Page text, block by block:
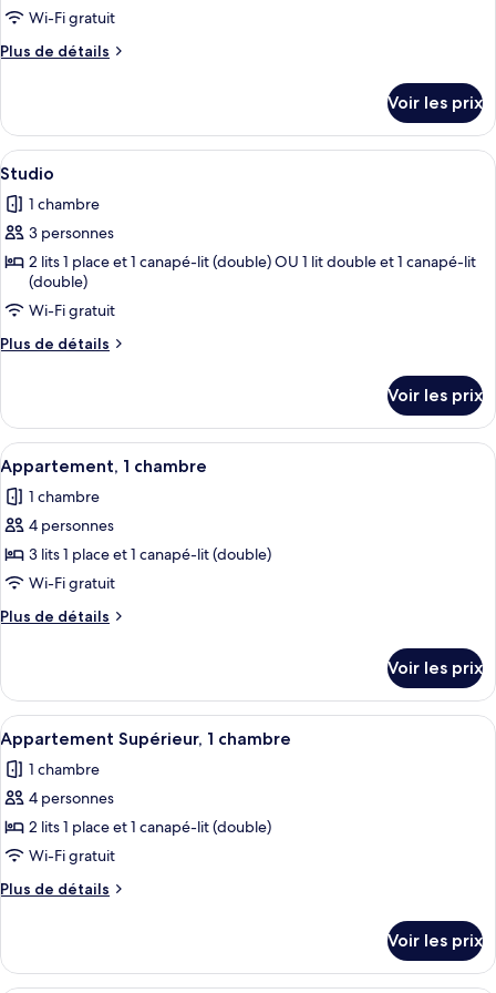
ce
type
de
Chambre
Quadruple
Wi-Fi gratuit
Plus de détails
Plus
le
type
de
Chambre
Quadruple
Voir les prix
Afficher
toutes
les
photos
pour
type
de
Une pièce de taille modeste
9
Studio
1 chambre
3 personnes
2 lits 1 place et 1 canapé-lit (double) OU 1 lit double et 1 canapé-lit
(double)
Wi-Fi gratuit
Plus de détails
Plus
le
type
de
chambre
Studio
Voir les prix
Afficher
toutes
les
photos
pour
ce
type
de
Appartement,
chambre
Un salon avec un canapé, une table
8
Appartement, 1 chambre
1 chambre
4 personnes
3 lits 1 place et 1 canapé-lit (double)
Wi-Fi gratuit
Plus de détails
Plus
le
type
de
chambre
Appartement,
Voir les prix
Afficher
toutes
les
photos
pour
ce
type
de
Appartement
Supérieur,
Un salon avec deux fauteuils noirs,
7
Appartement Supérieur, 1 chambre
1 chambre
4 personnes
2 lits 1 place et 1 canapé-lit (double)
Wi-Fi gratuit
Plus de détails
Plus
le
type
Voir les prix